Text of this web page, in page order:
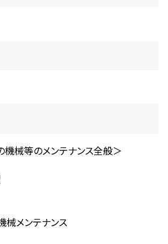
械等のメンテナンス全般＞
械メンテナンス